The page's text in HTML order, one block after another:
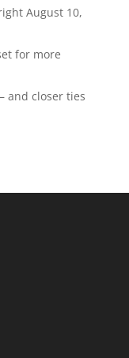
August 10,
for more
and closer ties